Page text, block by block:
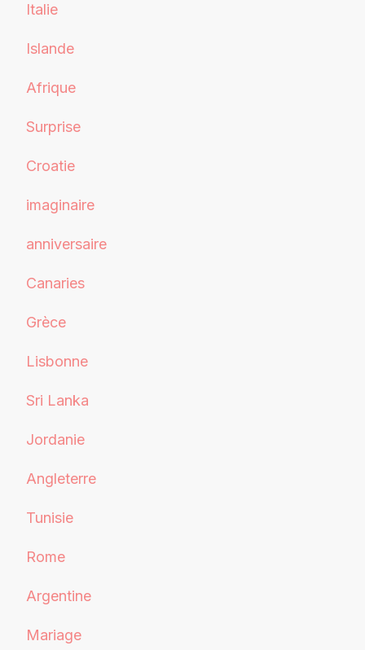
Italie
Islande
Afrique
Surprise
Croatie
imaginaire
anniversaire
Canaries
Grèce
Lisbonne
Sri Lanka
Jordanie
Angleterre
Tunisie
Rome
Argentine
Mariage